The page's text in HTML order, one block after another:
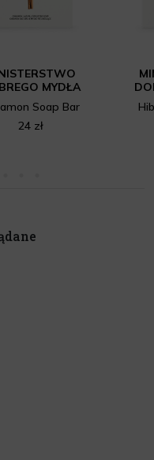
MYDŁA
Soap Bar
24 zł